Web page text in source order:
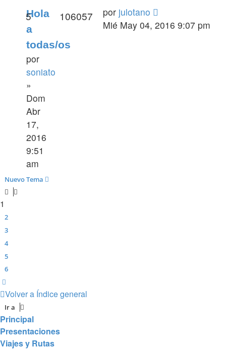
Hola
a
todas/os
por
soniato
»
Dom
Abr
17,
2016
9:51
am
5 106057 por julotano
Mié May 04, 2016 9:07 pm
Nuevo Tema
1
2
3
4
5
6
Volver a Índice general
Ir a
Principal
Presentaciones
Viajes y Rutas